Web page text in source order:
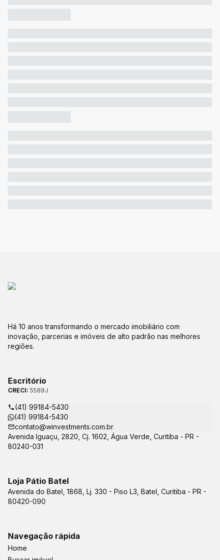
Há 10 anos transformando o mercado imobiliário com
inovação, parcerias e imóveis de alto padrão nas melhores
regiões.
Escritório
CRECI: 5589J
(41) 99184-5430
(41) 99184-5430
contato@winvestments.com.br
Avenida Iguaçu, 2820, Cj. 1602, Água Verde, Curitiba - PR -
80240-031
Loja Pátio Batel
Avenida do Batel, 1868, Lj. 330 - Piso L3, Batel, Curitiba - PR -
80420-090
Navegação rápida
Home